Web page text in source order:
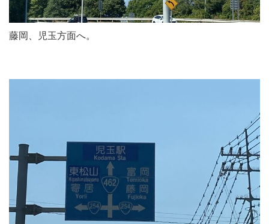
藤岡、児玉方面へ。